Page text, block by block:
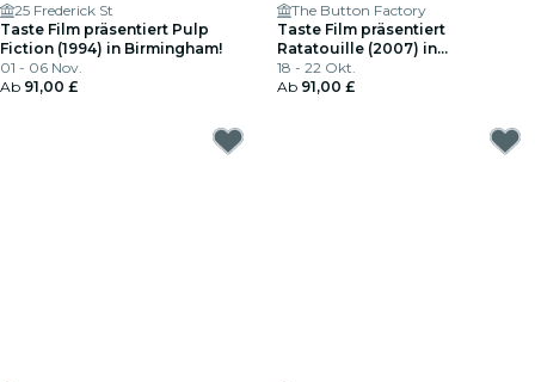
25 Frederick St
Taste Film präsentiert Pulp
Fiction (1994) in Birmingham!
01 - 06 Nov.
Ab 91,00 £
The Button Factory
Taste Film präsentiert
Ratatouille (2007) in
Birmingham!
18 - 22 Okt.
Ab 91,00 £